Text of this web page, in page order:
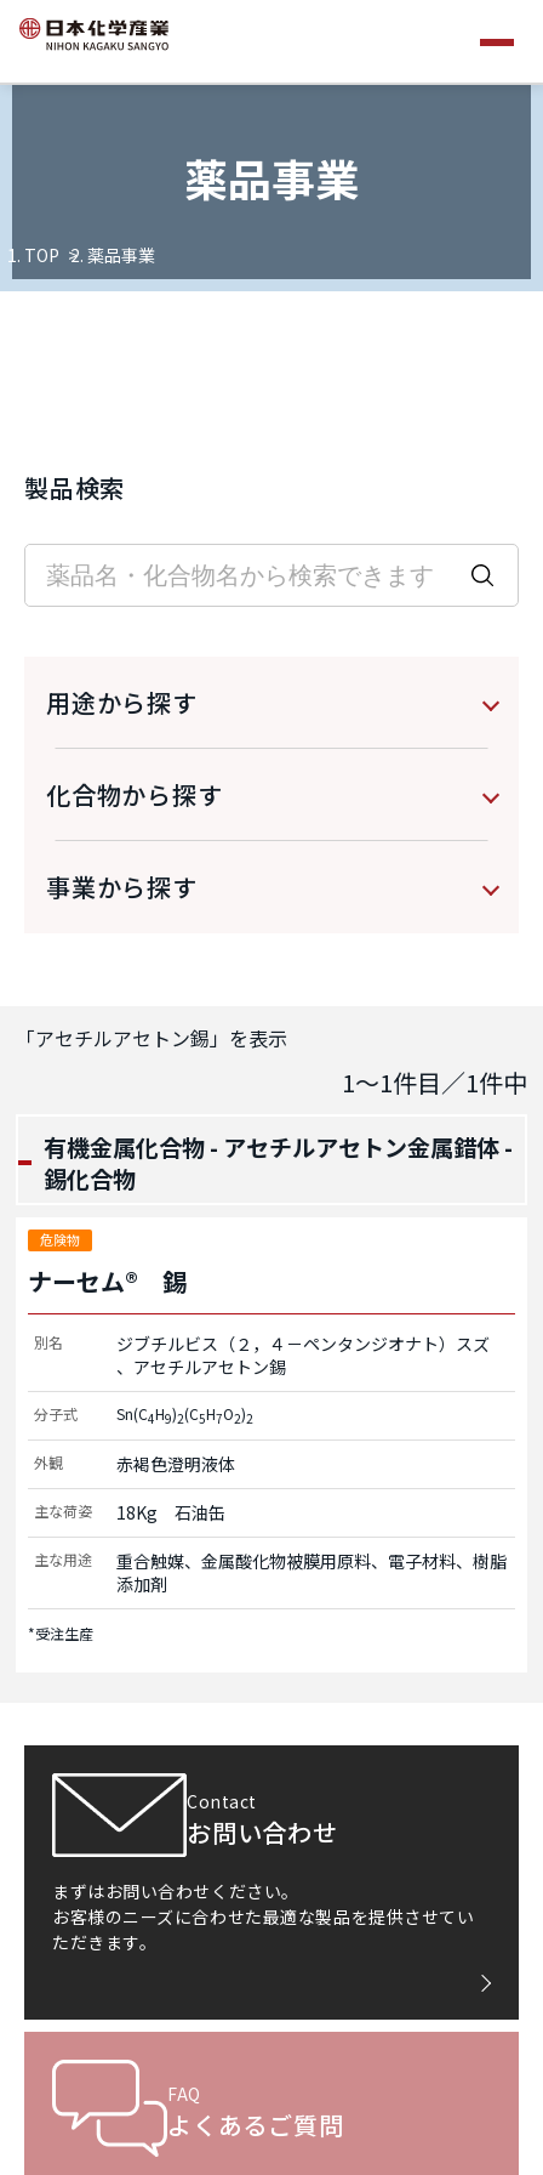
薬品事業
TOP 薬品事業
製品検索
用途から探す
化合物から探す
事業から探す
「アセチルアセトン錫」を表示
1～1件目／1件中
有機金属化合物 - アセチルアセトン金属錯体 -
錫化合物
危険物
ナーセム® 錫
別名
ジブチルビス（２，４－ペンタンジオナト）スズ
アセチルアセトン錫
分子式 Sn(C4H9)2(C5H7O2)2
外観 赤褐色澄明液体
主な荷姿 18Kg　石油缶
主な用途
重合触媒、金属酸化物被膜用原料、電子材料、樹脂
添加剤
*受注生産
Contact
お問い合わせ
まずはお問い合わせください。
お客様のニーズに合わせた最適な製品を提供させてい
ただきます。
FAQ
よくあるご質問